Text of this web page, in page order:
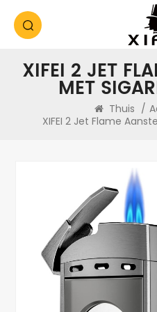
XIFEI 2 JET
MET
Thuis /
XIFEI 2 Jet Flame